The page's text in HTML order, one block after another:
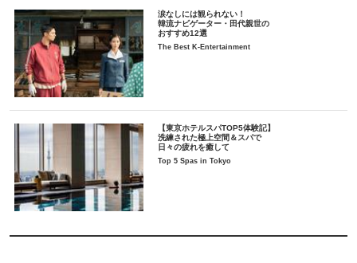
涙なしには観られない！
韓流ナビゲーター・田代親世の
おすすめ12選
The Best K-Entertainment
【東京ホテルスパTOP5体験記】
洗練された極上空間＆スパで
日々の疲れを癒して
Top 5 Spas in Tokyo